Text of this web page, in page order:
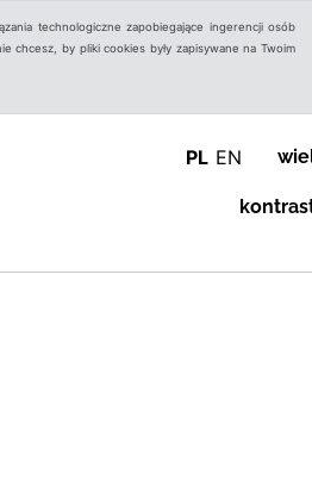
technologiczne zapobiegające ingerencji osób
chcesz, by pliki cookies były zapisywane na Twoim
PL EN